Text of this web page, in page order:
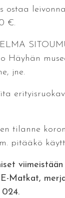
ostaa
€.
Häyhän
jne.
tilanne
pitääkö
viimeistään
Matkat,